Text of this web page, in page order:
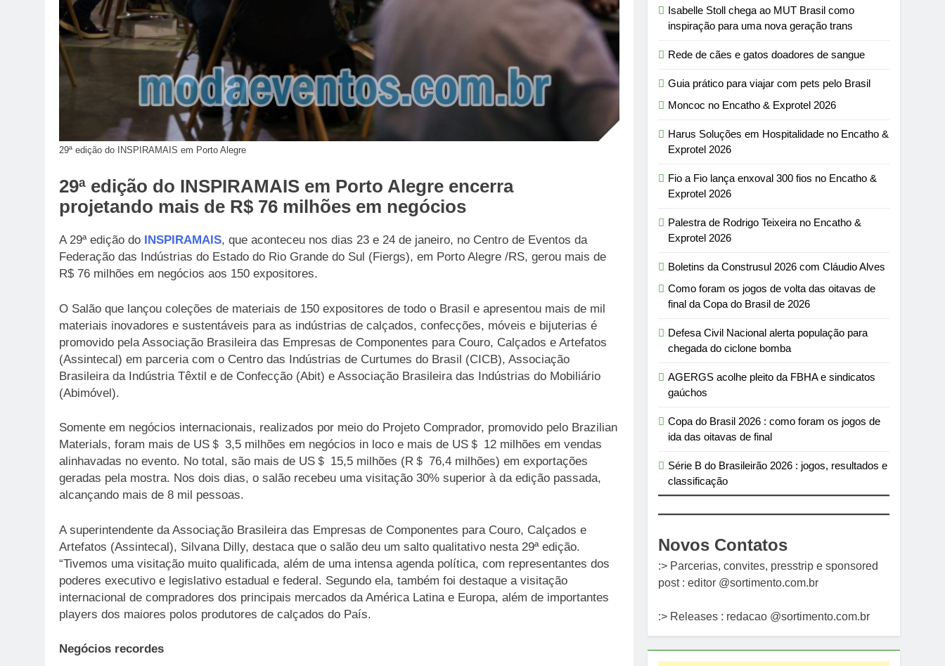
29ª edição do INSPIRAMAIS em Porto Alegre
29ª edição do INSPIRAMAIS em Porto Alegre encerra
projetando mais de R$ 76 milhões em negócios
A 29ª edição do INSPIRAMAIS, que aconteceu nos dias 23 e 24 de janeiro, no Centro de Eventos da
Federação das Indústrias do Estado do Rio Grande do Sul (Fiergs), em Porto Alegre /RS, gerou mais de
R$ 76 milhões em negócios aos 150 expositores.
O Salão que lançou coleções de materiais de 150 expositores de todo o Brasil e apresentou mais de mil
materiais inovadores e sustentáveis para as indústrias de calçados, confecções, móveis e bijuterias é
promovido pela Associação Brasileira das Empresas de Componentes para Couro, Calçados e Artefatos
(Assintecal) em parceria com o Centro das Indústrias de Curtumes do Brasil (CICB), Associação
Brasileira da Indústria Têxtil e de Confecção (Abit) e Associação Brasileira das Indústrias do Mobiliário
(Abimóvel).
Somente em negócios internacionais, realizados por meio do Projeto Comprador, promovido pelo Brazilian
Materials, foram mais de US＄ 3,5 milhões em negócios in loco e mais de US＄ 12 milhões em vendas
alinhavadas no evento. No total, são mais de US＄ 15,5 milhões (R＄ 76,4 milhões) em exportações
geradas pela mostra. Nos dois dias, o salão recebeu uma visitação 30% superior à da edição passada,
alcançando mais de 8 mil pessoas.
A superintendente da Associação Brasileira das Empresas de Componentes para Couro, Calçados e
Artefatos (Assintecal), Silvana Dilly, destaca que o salão deu um salto qualitativo nesta 29ª edição.
“Tivemos uma visitação muito qualificada, além de uma intensa agenda política, com representantes dos
poderes executivo e legislativo estadual e federal. Segundo ela, também foi destaque a visitação
internacional de compradores dos principais mercados da América Latina e Europa, além de importantes
players dos maiores polos produtores de calçados do País.
Negócios recordes
Isabelle Stoll chega ao MUT Brasil como
inspiração para uma nova geração trans
Rede de cães e gatos doadores de sangue
Guia prático para viajar com pets pelo Brasil
Moncoc no Encatho & Exprotel 2026
Harus Soluções em Hospitalidade no Encatho &
Exprotel 2026
Fio a Fio lança enxoval 300 fios no Encatho &
Exprotel 2026
Palestra de Rodrigo Teixeira no Encatho &
Exprotel 2026
Boletins da Construsul 2026 com Cláudio Alves
Como foram os jogos de volta das oitavas de
final da Copa do Brasil de 2026
Defesa Civil Nacional alerta população para
chegada do ciclone bomba
AGERGS acolhe pleito da FBHA e sindicatos
gaúchos
Copa do Brasil 2026 : como foram os jogos de
ida das oitavas de final
Série B do Brasileirão 2026 : jogos, resultados e
classificação
Novos Contatos
:> Parcerias, convites, presstrip e sponsored
post : editor @sortimento.com.br
:> Releases : redacao @sortimento.com.br